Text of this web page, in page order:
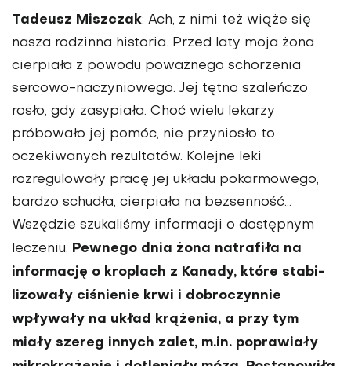
Tadeusz Miszczak: Ach, z nimi też wiąże się
nasza rodzinna historia. Przed laty moja żona
cierpiała z powodu poważne­go schorzenia
sercowo-naczyniowego. Jej tętno szaleńczo
rosło, gdy zasypiała. Choć wielu lekarzy
próbowało jej pomóc, nie przyniosło to
oczekiwanych rezulta­tów. Kolejne leki
rozregulowały pracę jej układu pokarmowego,
bardzo schudła, cierpiała na bezsenność…
Wszędzie szu­kaliśmy informacji o dostępnym
leczeniu. Pewnego dnia żona natrafiła na
infor­mację o kroplach z Kanady, które stabi­
lizowały ciśnienie krwi i dobroczynnie
wpływały na układ krążenia, a przy tym
miały szereg innych zalet, m.in. popra­wiały